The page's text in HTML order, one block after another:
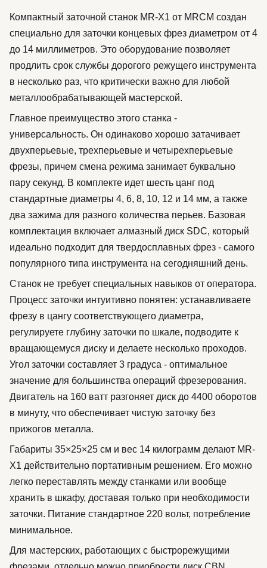
Компактный заточной станок MR-X1 от MRCM создан
специально для заточки концевых фрез диаметром от 4
до 14 миллиметров. Это оборудование позволяет
продлить срок службы дорогого режущего инструмента
в несколько раз, что критически важно для любой
металлообрабатывающей мастерской.
Главное преимущество этого станка -
универсальность. Он одинаково хорошо затачивает
двухперьевые, трехперьевые и четырехперьевые
фрезы, причем смена режима занимает буквально
пару секунд. В комплекте идет шесть цанг под
стандартные диаметры 4, 6, 8, 10, 12 и 14 мм, а также
два зажима для разного количества перьев. Базовая
комплектация включает алмазный диск SDC, который
идеально подходит для твердосплавных фрез - самого
популярного типа инструмента на сегодняшний день.
Станок не требует специальных навыков от оператора.
Процесс заточки интуитивно понятен: устанавливаете
фрезу в цангу соответствующего диаметра,
регулируете глубину заточки по шкале, подводите к
вращающемуся диску и делаете несколько проходов.
Угол заточки составляет 3 градуса - оптимальное
значение для большинства операций фрезерования.
Двигатель на 160 ватт разгоняет диск до 4400 оборотов
в минуту, что обеспечивает чистую заточку без
прижогов металла.
Габариты 35×25×25 см и вес 14 килограмм делают MR-
X1 действительно портативным решением. Его можно
легко переставлять между станками или вообще
хранить в шкафу, доставая только при необходимости
заточки. Питание стандартное 220 вольт, потребление
минимальное.
Для мастерских, работающих с быстрорежущими